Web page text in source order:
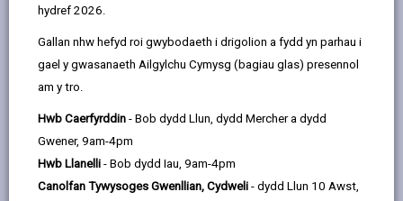
hydref 2026.
Gallan nhw hefyd roi gwybodaeth i drigolion a fydd yn parhau i
gael y gwasanaeth Ailgylchu Cymysg (bagiau glas) presennol
am y tro.
Hwb Caerfyrddin - Bob dydd Llun, dydd Mercher a dydd
Gwener, 9am-4pm
Hwb Llanelli - Bob dydd Iau, 9am-4pm
Canolfan Tywysoges Gwenllian, Cydweli - dydd Llun 10 Awst,
Diweddarwyd y dudalen ar: 29/01/2026
by
share
this
on
opens
in
share
this
on
opens
in
Ym mis Ebrill 2013, cyflwynwyd Gostyngiad y Dreth
Gyngor yn lle Budd-dal y Dreth Gyngor. Yng Nghymru,
cyfrifoldeb Llywodraeth Cymru oedd darparu cynllun
newydd ond caiff y cynllun ei weinyddu gan gynghorau